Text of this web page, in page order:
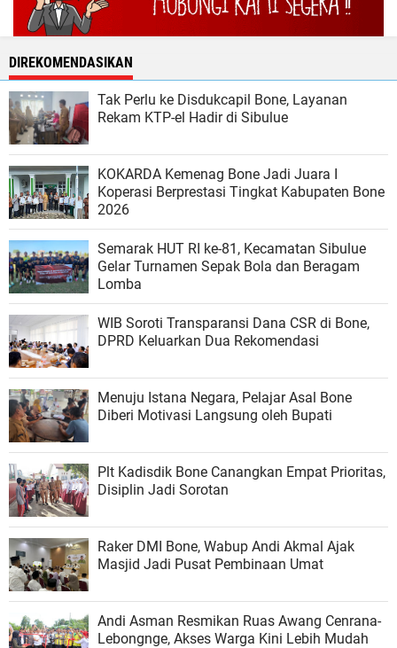
DIREKOMENDASIKAN
Tak Perlu ke Disdukcapil Bone, Layanan
Rekam KTP-el Hadir di Sibulue
KOKARDA Kemenag Bone Jadi Juara I
Koperasi Berprestasi Tingkat Kabupaten Bone
2026
Semarak HUT RI ke-81, Kecamatan Sibulue
Gelar Turnamen Sepak Bola dan Beragam
Lomba
WIB Soroti Transparansi Dana CSR di Bone,
DPRD Keluarkan Dua Rekomendasi
Menuju Istana Negara, Pelajar Asal Bone
Diberi Motivasi Langsung oleh Bupati
Plt Kadisdik Bone Canangkan Empat Prioritas,
Disiplin Jadi Sorotan
Raker DMI Bone, Wabup Andi Akmal Ajak
Masjid Jadi Pusat Pembinaan Umat
Andi Asman Resmikan Ruas Awang Cenrana-
Lebongnge, Akses Warga Kini Lebih Mudah